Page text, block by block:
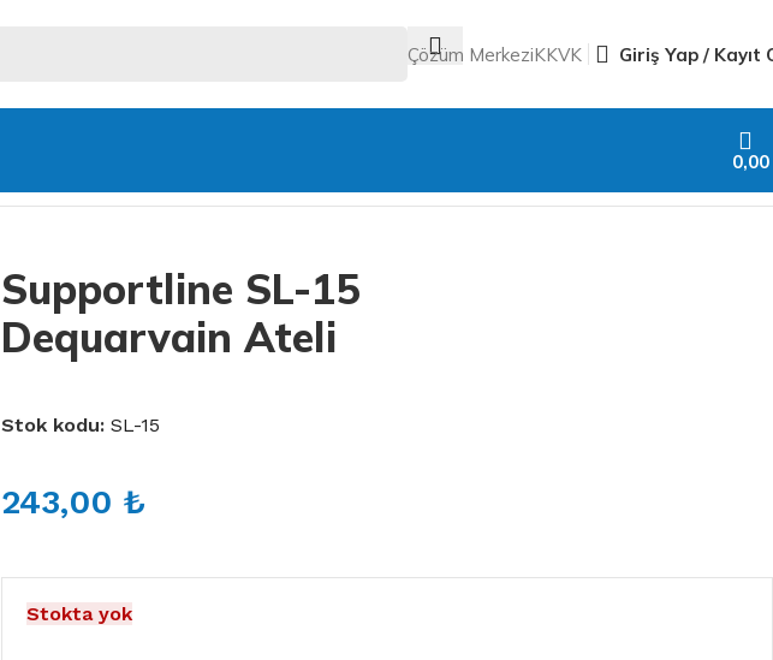
Çözüm MerkeziKKVK Giriş Yap / Kayıt
0,00
Geri
Supportline SL-15
Dequarvain Ateli
Stok kodu: SL-15
243,00 ₺
Stokta yok